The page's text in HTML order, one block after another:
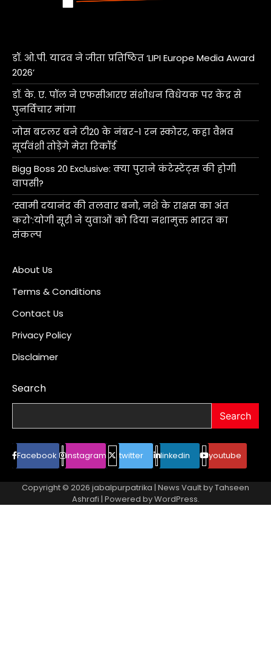
डॉ. ओ.पी. यादव ने जीता प्रतिष्ठित ‘LIPI Europe Media Award
2026’
डॉ. के. ए. पॉल ने एफसीआरए संशोधन विधेयक पर केंद्र से
पुनर्विचार मांगा
जोस बटलर बने टी20 के नंबर-1 रन स्कोरर, कहा वैभव
सूर्यवंशी तोड़ेंगे मेरा रिकॉर्ड
Bigg Boss 20 Exclusive: क्या पुराने कंटेस्टेंट्स की होगी
वापसी?
‘स्वामी दयानंद की तलवार बनो, नशे के राक्षस का अंत
करो’:योगी सूरी ने युवाओं को दिया नशामुक्त भारत का
संकल्प
About Us
Terms & Conditions
Contact Us
Privacy Policy
Disclaimer
Search
Search
Facebook instagram twitter linkedin youtube
Copyright © 2026 jabalpurpatrika | News Vault byTahseen
Ashrafi | Powered byWordPress.